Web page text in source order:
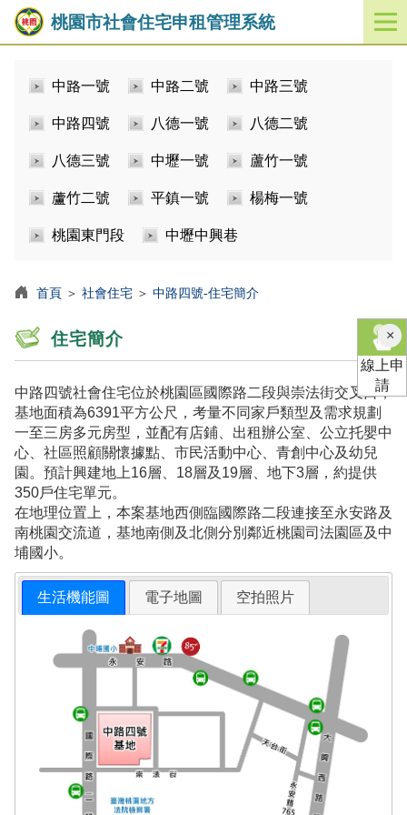
桃園市社會住宅申租管理系統
開
啟
中路一號 中路二號 中路三號
中路四號 八德一號 八德二號
八德三號 中壢一號 蘆竹一號
蘆竹二號 平鎮一號 楊梅一號
桃園東門段 中壢中興巷
首頁 ＞ 社會住宅 ＞ 中路四號-住宅簡介
住宅簡介
中路四號社會住宅位於桃園區國際路二段與崇法街交叉口，
基地面積為6391平方公尺，考量不同家戶類型及需求規劃
一至三房多元房型，並配有店鋪、出租辦公室、公立托嬰中
心、社區照顧關懷據點、市民活動中心、青創中心及幼兒
園。預計興建地上16層、18層及19層、地下3層，約提供
350戶住宅單元。
在地理位置上，本案基地西側臨國際路二段連接至永安路及
南桃園交流道，基地南側及北側分別鄰近桃園司法園區及中
埔國小。
生活機能圖 電子地圖 空拍照片
×關
閉
線上申
請